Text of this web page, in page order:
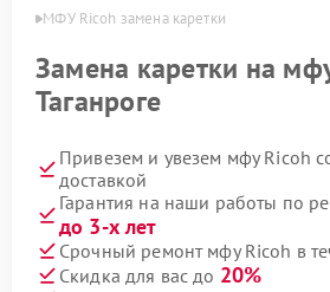
МФУ Ricoh замена каретки
Замена каретки на
Таганроге
Привезем и увезем мфу Ricoh
доставкой
Гарантия на наши работы по
до 3-х лет
Срочный ремонт мфу Ricoh в
Скидка для вас до 20%